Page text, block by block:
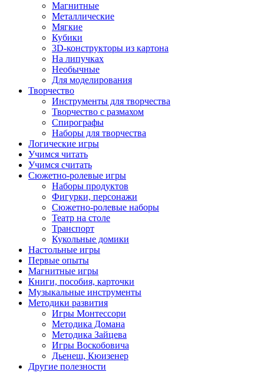
Магнитные
Металлические
Мягкие
Кубики
3D-конструкторы из картона
На липучках
Необычные
Для моделирования
Творчество
Инструменты для творчества
Творчество с размахом
Спирографы
Наборы для творчества
Логические игры
Учимся читать
Учимся считать
Сюжетно-ролевые игры
Наборы продуктов
Фигурки, персонажи
Сюжетно-ролевые наборы
Театр на столе
Транспорт
Кукольные домики
Настольные игры
Первые опыты
Магнитные игры
Книги, пособия, карточки
Музыкальные инструменты
Методики развития
Игры Монтессори
Методика Домана
Методика Зайцева
Игры Воскобовича
Дьенеш, Кюизенер
Другие полезности